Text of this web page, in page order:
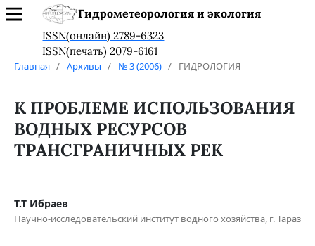
Гидрометеорология и экология
ISSN(онлайн) 2789-6323
ISSN(печать) 2079-6161
Главная / Архивы / № 3 (2006) / ГИДРОЛОГИЯ
К ПРОБЛЕМЕ ИСПОЛЬЗОВАНИЯ
ВОДНЫХ РЕСУРСОВ
ТРАНСГРАНИЧНЫХ РЕК
Т.Т Ибраев
Научно-исследовательский институт водного хозяйства, г. Тараз